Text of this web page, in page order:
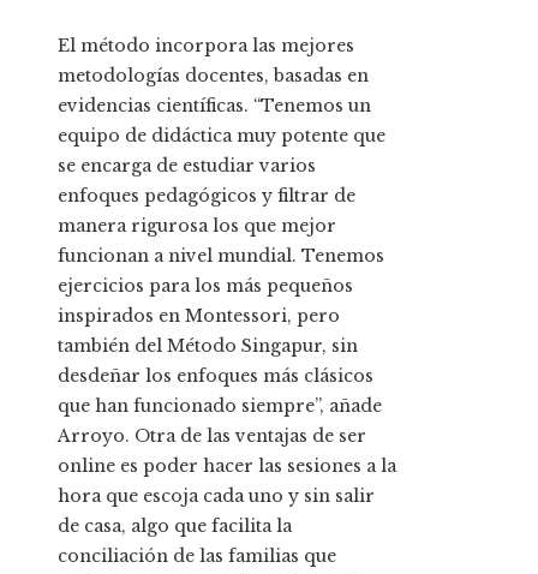
El método incorpora las mejores
metodologías docentes, basadas en
evidencias científicas. “Tenemos un
equipo de didáctica muy potente que
se encarga de estudiar varios
enfoques pedagógicos y filtrar de
manera rigurosa los que mejor
funcionan a nivel mundial. Tenemos
ejercicios para los más pequeños
inspirados en Montessori, pero
también del Método Singapur, sin
desdeñar los enfoques más clásicos
que han funcionado siempre”, añade
Arroyo. Otra de las ventajas de ser
online es poder hacer las sesiones a la
hora que escoja cada uno y sin salir
de casa, algo que facilita la
conciliación de las familias que